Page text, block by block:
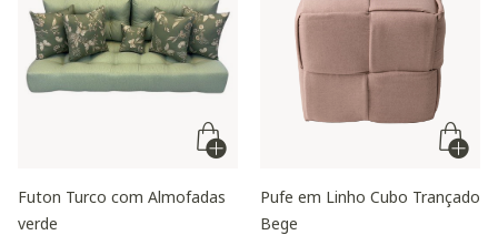
Futon Turco com Almofadas
verde
Pufe em Linho Cubo Trançado
Bege